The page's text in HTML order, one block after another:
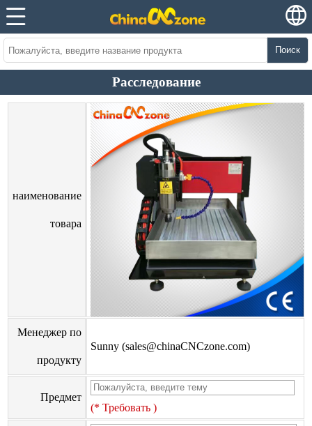
Поиск
Расследование
наименование
товара
Менеджер по
продукту
Sunny (sales@chinaCNCzone.com)
Предмет
(* Требовать )